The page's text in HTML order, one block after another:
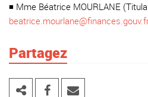
◾ Mme Béatrice MOURLANE
Partagez